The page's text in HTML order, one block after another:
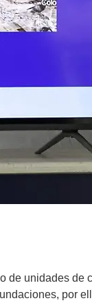
de unidades de
por